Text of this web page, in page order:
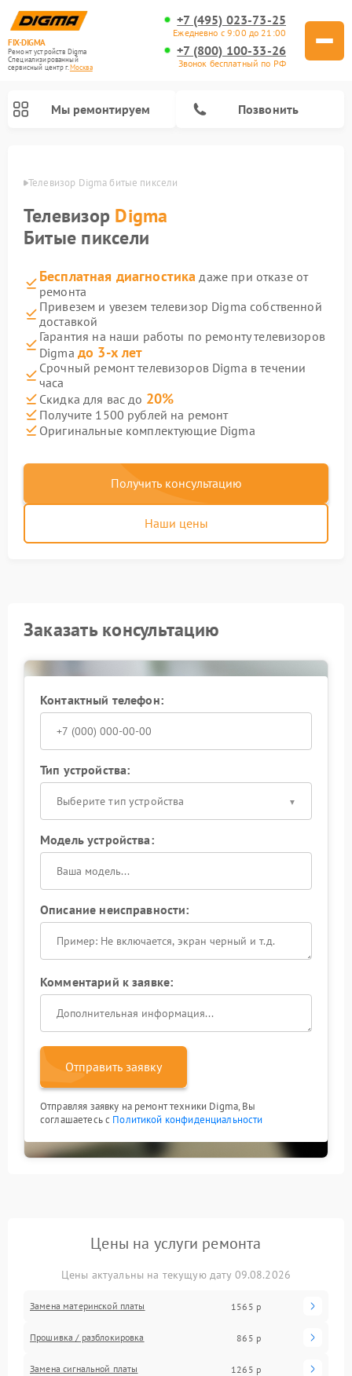
FIX-DIGMA
Ремонт устройств Digma
Специализированный
cервисный центр г.Москва
+7 (495) 023-73-25
Ежедневно с 9:00 до 21:00
+7 (800) 100-33-26
Звонок бесплатный по РФ
Мы ремонтируем Позвонить
Телевизор Digma битые пиксели
Телевизор Digma
Битые пиксели
Бесплатная диагностика даже при отказе от
ремонта
Привезем и увезем телевизор Digma собственной
доставкой
Гарантия на наши работы по ремонту телевизоров
Digma до 3-х лет
Срочный ремонт телевизоров Digma в течении
часа
Скидка для вас до 20%
Получите 1500 рублей на ремонт
Оригинальные комплектующие Digma
Получить консультацию
Наши цены
Заказать консультацию
Контактный телефон:
Тип устройства:
Выберите тип устройства
Модель устройства:
Описание неисправности:
Комментарий к заявке:
Отправить заявку
Отправляя заявку на ремонт техники Digma, Вы
соглашаетесь с Политикой конфиденциальности
Цены на услуги ремонта
Цены актуальны на текущую дату 09.08.2026
Замена материнской платы 1565 р
Прошивка / разблокировка 865 р
Замена сигнальной платы 1265 р